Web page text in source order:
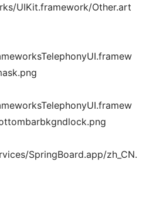
UIKit.framework/Other.art
SpringBoard.app/zh_CN.